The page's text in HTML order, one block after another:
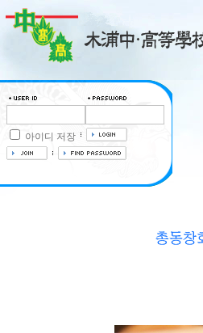
아이디 저장